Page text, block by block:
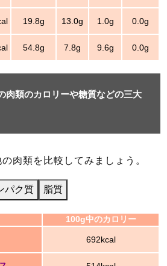
19.8g 13.0g 1.0g 0.0g
54.8g 7.8g 9.6g 0.0g
肉類のカロリーや糖質などの三大
肉類を比較してみましょう。
パク質 脂質
100g中のカロリー
692kcal